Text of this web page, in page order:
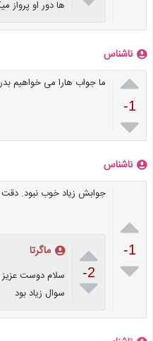
ها دور او پرواز
ناشناس

-1

ما جواب هارا می خواهیم
ناشناس

-1

جوابش زیاد خوب نبود. دقت

-2

ماگرتا
سلام دوست
سوال زیاد بود